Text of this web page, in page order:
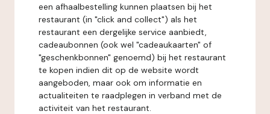
een afhaalbestelling kunnen plaatsen bij het
restaurant (in "click and collect") als het
restaurant een dergelijke service aanbiedt,
cadeaubonnen (ook wel "cadeaukaarten" of
"geschenkbonnen" genoemd) bij het restaurant
te kopen indien dit op de website wordt
aangeboden, maar ook om informatie en
actualiteiten te raadplegen in verband met de
activiteit van het restaurant.